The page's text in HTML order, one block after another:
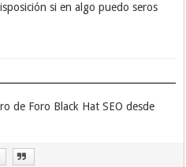
si en algo puedo seros
de Foro Black Hat SEO desde